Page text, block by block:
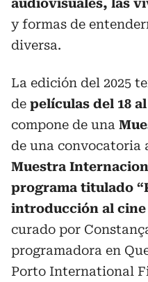
audiovisuales, las
y formas de
diversa.
La edición del 2025
de películas del 18
compone de una
de una convocatoria
Muestra
programa titulado
introducción al cine
curado por
programadora en
Porto International